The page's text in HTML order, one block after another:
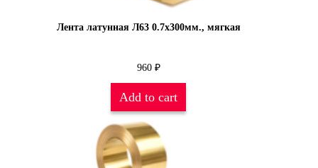
Лента латунная Л63 0.7х300мм., мягкая
960 ₽
Add to cart